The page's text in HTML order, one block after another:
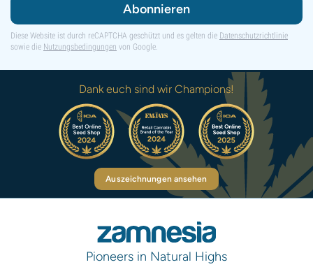
Abonnieren
Diese Website ist durch reCAPTCHA geschützt und es gelten die Datenschutzrichtlinie
sowie die Nutzungsbedingungen von Google.
Dank euch sind wir Champions!
Auszeichnungen ansehen
Pioneers in Natural Highs